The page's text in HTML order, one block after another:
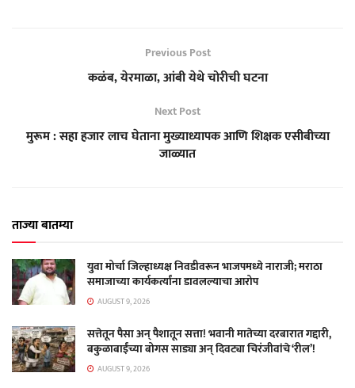
Previous Post
कळंब, येरमाळा, आंबी येथे चोरीची घटना
Next Post
मुरूम : सहा हजार लाच घेताना मुख्याध्यापक आणि शिक्षक एसीबीच्या
जाळ्यात
ताज्या बातम्या
युवा मोर्चा जिल्हाध्यक्ष निवडीवरून भाजपमध्ये नाराजी; मराठा
समाजाच्या कार्यकर्त्यांना डावलल्याचा आरोप
AUGUST 9, 2026
सत्तेतून पैसा अन् पैशातून सत्ता! भवानी मातेच्या दरबारात गद्दारी,
बकुळाबाईंच्या बोगस साड्या अन् दिवट्या चिरंजीवांचे ‘रील’!
AUGUST 9, 2026